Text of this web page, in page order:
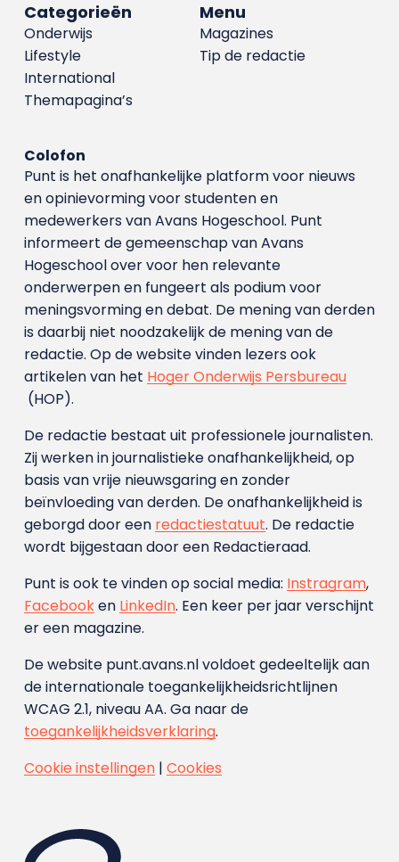
Menu
Magazines
Tip de redactie
Categorieën
Onderwijs
Lifestyle
International
Themapagina’s
Colofon
Punt is het onafhankelijke platform voor nieuws
en opinievorming voor studenten en
medewerkers van Avans Hoge­school. Punt
informeert de gemeenschap van Avans
Hogeschool over voor hen relevante
onderwerpen en fungeert als podium voor
meningsvorming en debat. De mening van derden
is daarbij niet noodzakelijk de mening van de
redactie. Op de website vinden lezers ook
artikelen van het Hoger Onderwijs Persbureau
(HOP).
De redactie bestaat uit professionele journalisten.
Zij werken in journalistieke onafhankelijkheid, op
basis van vrije nieuwsgaring en zonder
beïnvloeding van derden. De onafhankelijkheid is
geborgd door een redactiestatuut. De redactie
wordt bijgestaan door een Redactieraad.
Punt is ook te vinden op social media: Instragram,
Facebooken LinkedIn. Een keer per jaar verschijnt
er een magazine.
De website punt.avans.nl voldoet gedeeltelijk aan
de internationale toegankelijkheidsrichtlijnen
WCAG 2.1, niveau AA. Ga naar de
toegankelijkheidsverklaring.
Cookie instellingen| Cookies